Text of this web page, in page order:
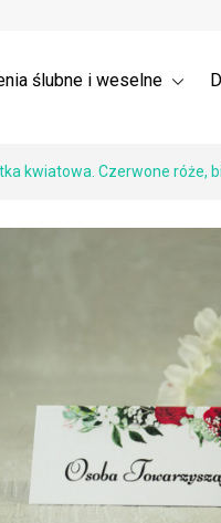
ślubne i weselne
kwiatowa. Czerwone róże,